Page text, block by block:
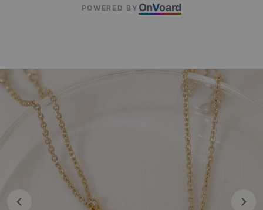
POWERED BY OnVoard